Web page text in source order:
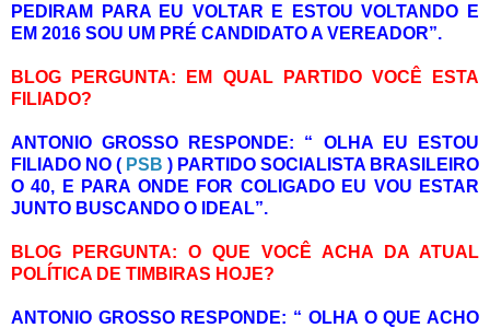
PEDIRAM PARA EU VOLTAR E ESTOU VOLTANDO E
EM 2016 SOU UM PRÉ CANDIDATO A VEREADOR”.
BLOG PERGUNTA: EM QUAL PARTIDO VOCÊ ESTA
FILIADO?
ANTONIO GROSSO RESPONDE: “ OLHA EU ESTOU
FILIADO NO ( PSB ) PARTIDO SOCIALISTA BRASILEIRO
O 40, E PARA ONDE FOR COLIGADO EU VOU ESTAR
JUNTO BUSCANDO O IDEAL”.
BLOG PERGUNTA: O QUE VOCÊ ACHA DA ATUAL
POLÍTICA DE TIMBIRAS HOJE?
ANTONIO GROSSO RESPONDE: “ OLHA O QUE ACHO